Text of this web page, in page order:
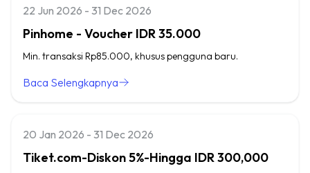
22 Jun 2026 - 31 Dec 2026
Pinhome - Voucher IDR 35.000
Min. transaksi Rp85.000, khusus pengguna baru.
Baca Selengkapnya
20 Jan 2026 - 31 Dec 2026
Tiket.com-Diskon 5%-Hingga IDR 300,000